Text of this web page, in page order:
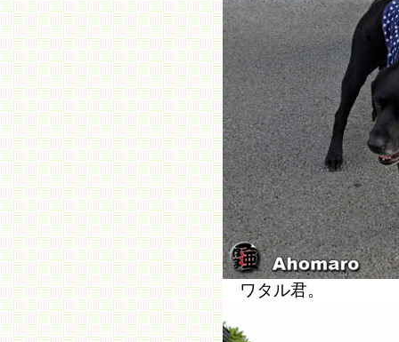
ワタル君。